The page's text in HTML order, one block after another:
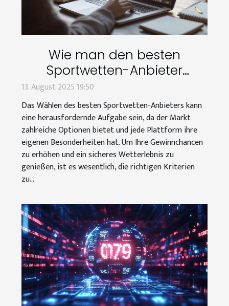
Wie man den besten
Sportwetten-Anbieter
auswählt: Eine umfassende
Anleitung
13. August 2025 19:50
Das Wählen des besten Sportwetten-Anbieters kann
eine herausfordernde Aufgabe sein, da der Markt
zahlreiche Optionen bietet und jede Plattform ihre
eigenen Besonderheiten hat. Um Ihre Gewinnchancen
zu erhöhen und ein sicheres Wetterlebnis zu
genießen, ist es wesentlich, die richtigen Kriterien
zu...